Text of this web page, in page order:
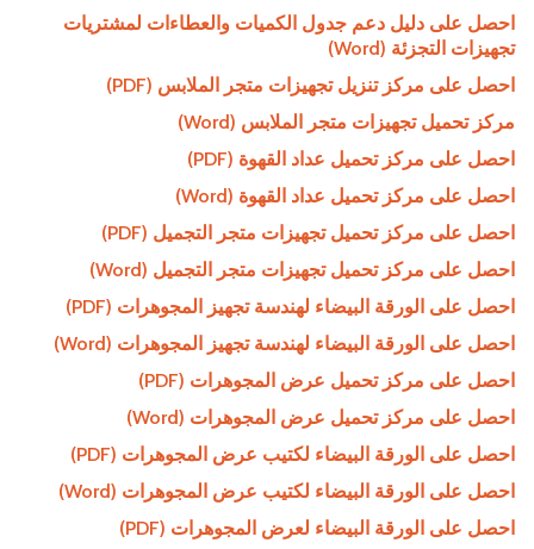
احصل على دليل دعم جدول الكميات والعطاءات لمشتريات
تجهيزات التجزئة (Word)
احصل على مركز تنزيل تجهيزات متجر الملابس (PDF)
مركز تحميل تجهيزات متجر الملابس (Word)
احصل على مركز تحميل عداد القهوة (PDF)
احصل على مركز تحميل عداد القهوة (Word)
احصل على مركز تحميل تجهيزات متجر التجميل (PDF)
احصل على مركز تحميل تجهيزات متجر التجميل (Word)
احصل على الورقة البيضاء لهندسة تجهيز المجوهرات (PDF)
احصل على الورقة البيضاء لهندسة تجهيز المجوهرات (Word)
احصل على مركز تحميل عرض المجوهرات (PDF)
احصل على مركز تحميل عرض المجوهرات (Word)
احصل على الورقة البيضاء لكتيب عرض المجوهرات (PDF)
احصل على الورقة البيضاء لكتيب عرض المجوهرات (Word)
احصل على الورقة البيضاء لعرض المجوهرات (PDF)